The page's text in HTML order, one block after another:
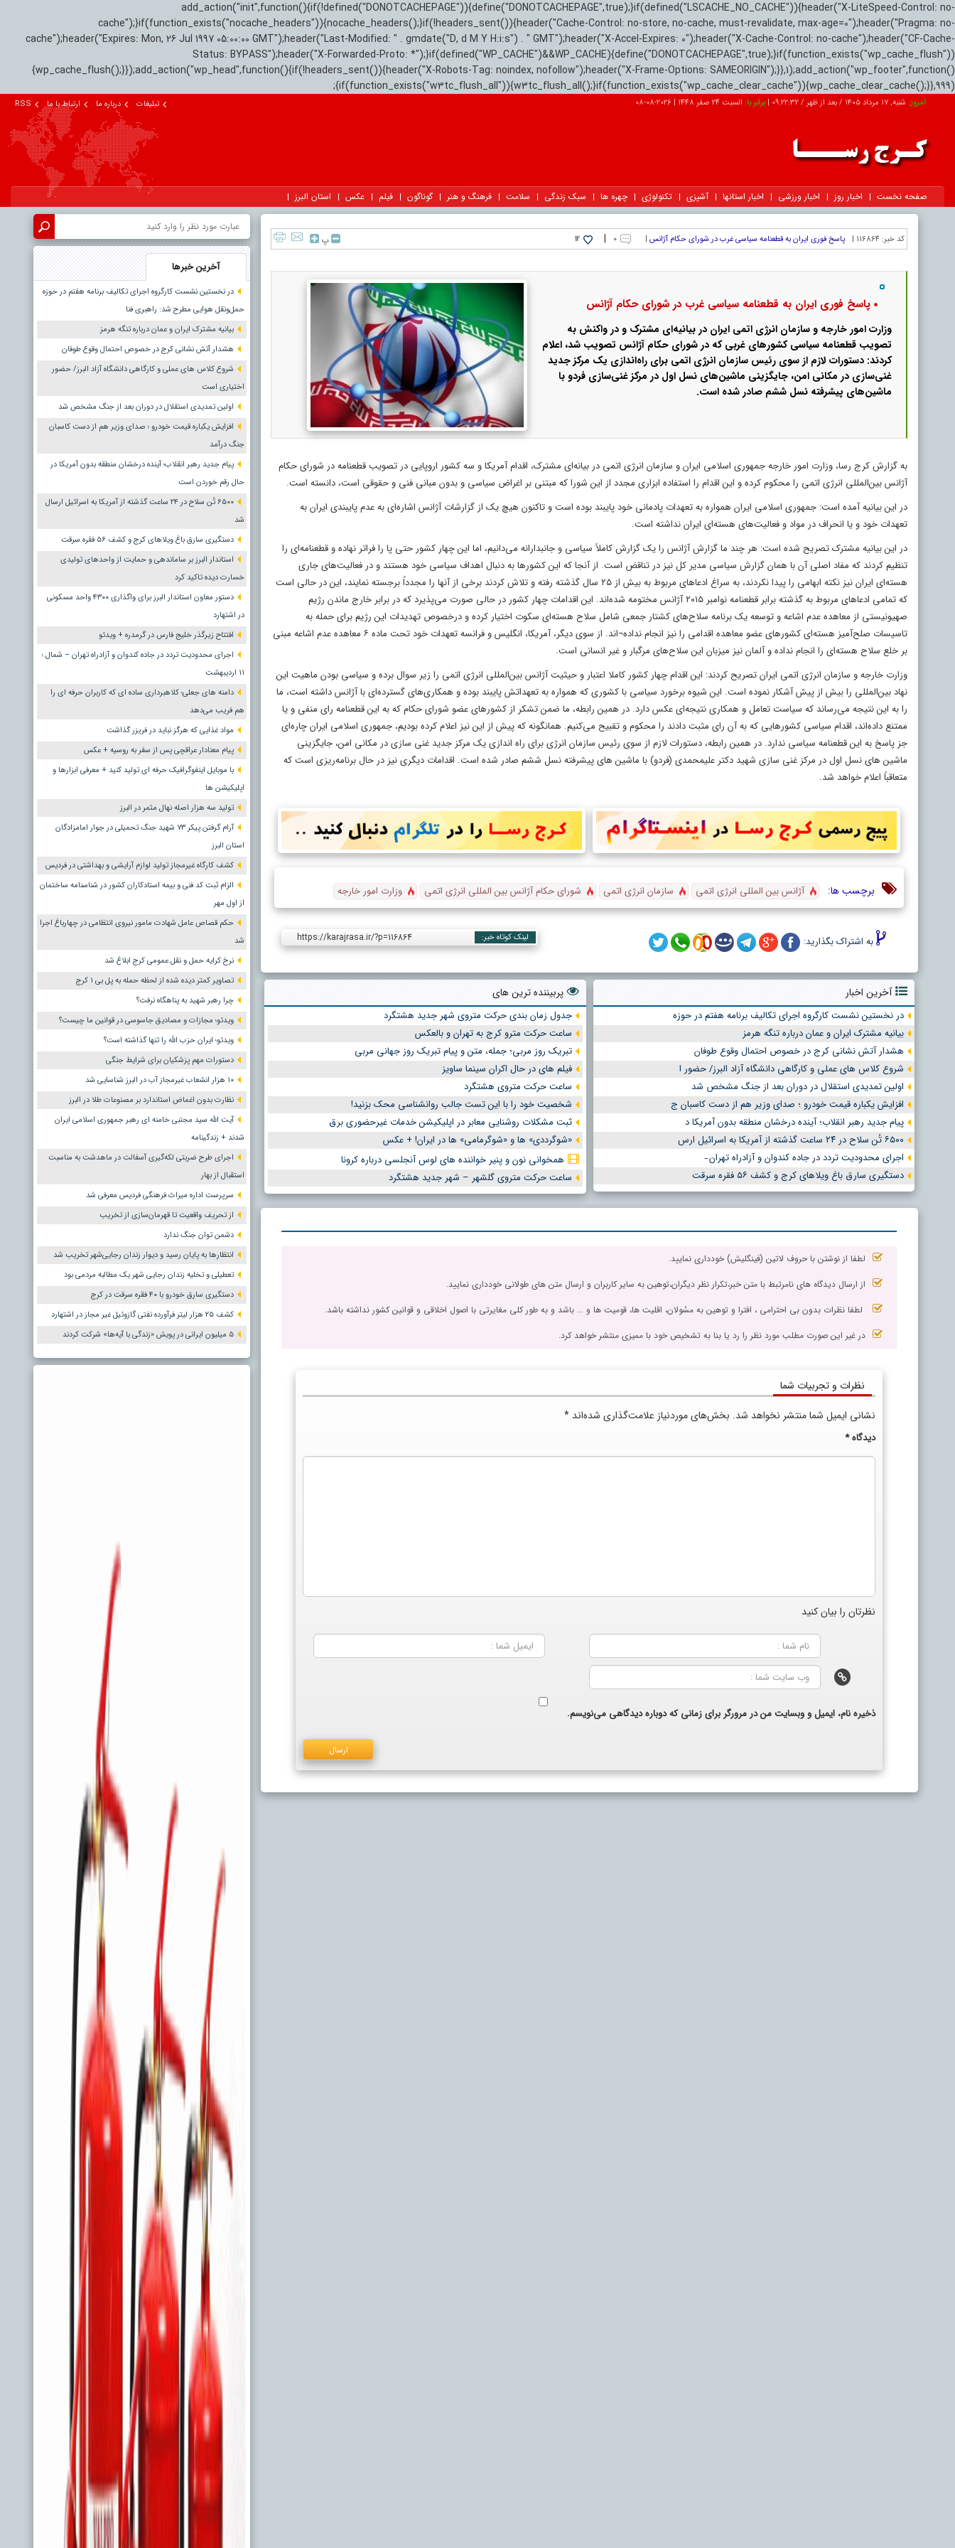
add_action("init",function(){if(!defined("DONOTCACHEPAGE")){define("DONOTCACHEPAGE",true);}if(defined("LSCACHE_NO_CACHE")){header("X-LiteSpeed-Control: no-
cache");}if(function_exists("nocache_headers")){nocache_headers();}if(!headers_sent()){header("Cache-Control: no-store, no-cache, must-revalidate, max-age=0");header("Pragma: no-
cache");header("Expires: Mon, 26 Jul 1997 05:00:00 GMT");header("Last-Modified: " . gmdate("D, d M Y H:i:s") . " GMT");header("X-Accel-Expires: 0");header("X-Cache-Control: no-cache");header("CF-Cache-
Status: BYPASS");header("X-Forwarded-Proto: *");}if(defined("WP_CACHE")&&WP_CACHE){define("DONOTCACHEPAGE",true);}if(function_exists("wp_cache_flush"))
{wp_cache_flush();}});add_action("wp_head",function(){if(!headers_sent()){header("X-Robots-Tag: noindex, nofollow");header("X-Frame-Options: SAMEORIGIN");}},1);add_action("wp_footer",function()
{if(function_exists("w3tc_flush_all")){w3tc_flush_all();}if(function_exists("wp_cache_clear_cache")){wp_cache_clear_cache();}},999);
امروز: شنبه, ۱۷ مرداد ۱۴۰۵ / بعد از ظهر / 09:22:33
|برابر با:السبت 24 صفر 1448 |
2026-08-08 تبلیغات درباره ما ارتباط با ما RSS
صفحه نخست اخبار روز اخبار ورزشی اخبار استانها آشپزی تکنولوژی چهره ها سبک زندگی سلامت فرهنگ و هنر گوناگون فیلم عکس استان البرز
کد خبر: 116864 | پاسخ فوری ایران به قطعنامه سیاسی غرب در شورای حکام آژانس | ۰ |
12 پ
پاسخ فوری ایران به قطعنامه سیاسی غرب در شورای حکام آژانس
وزارت امور خارجه و سازمان انرژی اتمی ایران در بیانیه‌ای مشترک و در واکنش به
تصویب قطعنامه سیاسی کشورهای غربی که در شورای حکام آژانس تصویب شد، اعلام
کردند: دستورات لازم از سوی رئیس سازمان انرژی اتمی برای راه‌اندازی یک مرکز جدید
غنی‌سازی در مکانی امن، جایگزینی ماشین‌های نسل اول در مرکز غنی‌سازی فردو با
ماشین‌های پیشرفته نسل ششم صادر شده است.
به گزارش کرج رسا، وزارت امور خارجه جمهوری اسلامی ایران و سازمان انرژی اتمی در بیانه‌ای مشترک، اقدام آمریکا و سه کشور اروپایی در تصویب قطعنامه در شورای حکام
آژانس بین‌المللی انرژی اتمی را محکوم کرده و این اقدام را استفاده ابزاری مجدد از این شورا که مبتنی بر اغراض سیاسی و بدون مبانی فنی و حقوقی است، دانسته است.
در این بیانیه آمده است: جمهوری اسلامی ایران همواره به تعهدات پادمانی خود پایبند بوده است و تاکنون هیچ یک از گزارشات آژانس اشاره‌ای به عدم پایبندی ایران به
تعهدات خود و یا انحراف در مواد و فعالیت‌های هسته‌ای ایران نداشته است.
در این بیانیه مشترک تصریح شده است: هر چند ما گزارش آژانس را یک گزارش کاملاً سیاسی و جانبدارانه می‌دانیم، اما این چهار کشور حتی پا را فراتر نهاده و قطعنامه‌ای را
تنظیم کردند که مفاد اصلی آن با همان گزارش سیاسی مدیر کل نیز در تناقض است. از آنجا که این کشورها به دنبال اهداف سیاسی خود هستند و در فعالیت‌های جاری
هسته‌ای ایران نیز نکته ابهامی را پیدا نکردند، به سراغ ادعاهای مربوط به بیش از ۲۵ سال گذشته رفته و تلاش کردند برخی از آنها را مجدداً برجسته نمایند، این در حالی است
که تمامی ادعاهای مربوط به گذشته برابر قطعنامه نوامبر ۲۰۱۵ آژانس مختومه شده‌اند. این اقدامات چهار کشور در حالی صورت می‌پذیرد که در برابر خارج ماندن رژیم
صهیونیستی از معاهده عدم اشاعه و توسعه یک برنامه سلاح‌های کشتار جمعی شامل سلاح هسته‌ای سکوت اختیار کرده و درخصوص تهدیدات این رژیم برای حمله به
تاسیسات صلح‌آمیز هسته‌ای کشورهای عضو معاهده اقدامی را نیز انجام نداده¬اند. از سوی دیگر، آمریکا، انگلیس و فرانسه تعهدات خود تحت ماده ۶ معاهده عدم اشاعه مبنی
بر خلع سلاح هسته‌ای را انجام نداده و آلمان نیز میزبان این سلاح‌های مرگبار و غیر انسانی است.
وزارت خارجه و سازمان انرژی اتمی ایران تصریح کردند: این اقدام چهار کشور کاملا اعتبار و حیثیت آژانس بین‌المللی انرژی اتمی را زیر سوال برده و سیاسی بودن ماهیت این
نهاد بین‌المللی را بیش از پیش آشکار نموده است. این شیوه برخورد سیاسی با کشوری که همواره به تعهداتش پایبند بوده و همکاری‌های گسترده‌ای با آژانس داشته است، ما
را به این نتیجه می‌رساند که سیاست تعامل و همکاری نتیجه‌ای عکس دارد. در همین رابطه، ما ضمن تشکر از کشورهای عضو شورای حکام که به این قطعنامه رای منفی و یا
ممتنع داده‌اند، اقدام سیاسی کشورهایی که به آن رای مثبت دادند را محکوم و تقبیح می‌کنیم. همانگونه که پیش از این نیز اعلام کرده بودیم، جمهوری اسلامی ایران چاره‌ای
جز پاسخ به این قطعنامه سیاسی ندارد. در همین رابطه، دستورات لازم از سوی رئیس سازمان انرژی برای راه اندازی یک مرکز جدید غنی سازی در مکانی امن، جایگزینی
ماشین های نسل اول در مرکز غنی سازی شهید دکتر علیمحمدی (فردو) با ماشین های پیشرفته نسل ششم صادر شده است. اقدامات دیگری نیز در حال برنامه‌ریزی است که
متعاقباً اعلام خواهد شد.
برچسب ها: آژانس بین المللی انرژی اتمی سازمان انرژی اتمی شورای حکام آژانس بین المللی انرژی اتمی وزارت امور خارجه
به اشتراک بگذارید: لینک کوتاه خبر: https://karajrasa.ir/?p=116864
آخرین اخبار
در نخستین نشست کارگروه اجرای تکالیف برنامه هفتم در حوزه
بیانیه مشترک ایران و عمان درباره تنگه هرمز
هشدار آتش نشانی کرج در خصوص احتمال وقوع طوفان
شروع کلاس های عملی و کارگاهی دانشگاه آزاد البرز/ حضور ا
اولین تمدیدی استقلال در دوران بعد از جنگ مشخص شد
افزایش یکباره قیمت خودرو ؛ صدای وزیر هم از دست کاسبان ج
پیام جدید رهبر انقلاب؛ آینده درخشان منطقه بدون آمریکا د
۶۵۰۰ تُن سلاح در ۲۴ ساعت گذشته از آمریکا به اسرائیل ارس
اجرای محدودیت تردد در جاده کندوان و آزادراه تهران ̵
دستگیری سارق باغ ویلاهای کرج و کشف ۵۶ فقره سرقت
پربیننده ترین های
جدول زمان بندی حرکت متروی شهر جدید هشتگرد
ساعت حرکت مترو کرج به تهران و بالعکس
تبریک روز مربی؛ جمله، متن و پیام تبریک روز جهانی مربی
فیلم های در حال اکران سینما ساویز
ساعت حرکت متروی هشتگرد
شخصیت خود را با این تست جالب روانشناسی محک بزنید!
ثبت مشکلات روشنایی معابر در اپلیکیشن خدمات غیرحضوری برق
«شوگرددی» ها و «شوگرمامی» ها در ایران! + عکس
همخوانی نون و پنیر خواننده های لوس آنجلسی درباره کرونا
ساعت حرکت متروی گلشهر – شهر جدید هشتگرد
لطفا از نوشتن با حروف لاتین (فینگلیش) خودداری نمایید.
از ارسال دیدگاه های نامرتبط با متن خبر،تکرار نظر دیگران،توهین به سایر کاربران و ارسال متن های طولانی خودداری نمایید.
لطفا نظرات بدون بی احترامی ، افترا و توهین به مسٔولان، اقلیت ها، قومیت ها و ... باشد و به طور کلی مغایرتی با اصول اخلاقی و قوانین کشور نداشته باشد.
در غیر این صورت مطلب مورد نظر را رد یا بنا به تشخیص خود با ممیزی منتشر خواهد کرد.
نظرات و تجربیات شما
نشانی ایمیل شما منتشر نخواهد شد. بخش‌های موردنیاز علامت‌گذاری شده‌اند *
دیدگاه*
نظرتان را بیان کنید
ذخیره نام، ایمیل و وبسایت من در مرورگر برای زمانی که دوباره دیدگاهی می‌نویسم.
آخرین خبرها
در نخستین نشست کارگروه اجرای تکالیف برنامه هفتم در حوزه
حمل‌ونقل هوایی مطرح شد: راهبری فنا
بیانیه مشترک ایران و عمان درباره تنگه هرمز
هشدار آتش نشانی کرج در خصوص احتمال وقوع طوفان
شروع کلاس های عملی و کارگاهی دانشگاه آزاد البرز/ حضور
اختیاری است
اولین تمدیدی استقلال در دوران بعد از جنگ مشخص شد
افزایش یکباره قیمت خودرو ؛ صدای وزیر هم از دست کاسبان
جنگ درآمد
پیام جدید رهبر انقلاب؛ آینده درخشان منطقه بدون آمریکا در
حال رقم خوردن است
۶۵۰۰ تُن سلاح در ۲۴ ساعت گذشته از آمریکا به اسرائیل ارسال
شد
دستگیری سارق باغ ویلاهای کرج و کشف ۵۶ فقره سرقت
استاندار البرز بر ساماندهی و حمایت از واحدهای تولیدی
خسارت دیده تاکید کرد
دستور معاون استاندار البرز برای واگذاری ۴۳۰۰ واحد مسکونی
در اشتهارد
افتتاح زیرگذر خلیج فارس در گرمدره + ویدئو
اجرای محدودیت تردد در جاده کندوان و آزادراه تهران – شمال ؛
١١ اردیبهشت
دامنه های جعلی؛ کلاهبرداری ساده ای که کاربران حرفه ای را
هم فریب می‌دهد
مواد غذایی که هرگز نباید در فریزر گذاشت
پیام معنادار عراقچی پس از سفر به روسیه + عکس
با موبایل اینفوگرافیک حرفه ای تولید کنید + معرفی ابزارها و
اپلیکیشن ها
تولید سه هزار اصله نهال مثمر در البرز
آرام گرفتن پیکر ۷۳ شهید جنگ تحمیلی در جوار امامزادگان
استان البرز
کشف کارگاه غیرمجاز تولید لوازم آرایشی و بهداشتی در فردیس
الزام ثبت کد فنی و بیمه استادکاران کشور در شناسنامه ساختمان
از اول مهر
حکم قصاص عامل شهادت مامور نیروی انتظامی در چهارباغ اجرا
شد
نرخ کرایه حمل و نقل عمومی کرج ابلاغ شد
تصاویر کمتر دیده شده از لحظه حمله به پل بی ۱ کرج
چرا رهبر شهید به پناهگاه نرفت؟
ویدئو؛ مجازات و مصادیق جاسوسی در قوانین ما چیست؟
ویدئو؛ ایران حزب الله را تنها گذاشته است؟
دستورات مهم پزشکیان برای شرایط جنگی
۱۰ هزار انشعاب غیرمجاز آب در البرز شناسایی شد
نظارت بدون اغماض استاندارد بر مصنوعات طلا در البرز
آیت الله سید مجتبی خامنه ای رهبر جمهوری اسلامی ایران
شدند + زندگینامه
اجرای طرح ضربتی لکه‌گیری آسفالت در ماهدشت به مناسبت
استقبال از بهار
سرپرست اداره میراث فرهنگی فردیس معرفی شد
از تحریف واقعیت تا قهرمان‌سازی از تخریب
دشمن توان جنگ ندارد
انتظارها به پایان رسید و دیوار زندان رجایی‌شهر تخریب شد
تعطیلی و تخلیه زندان رجایی شهر یک مطالبه مردمی بود
دستگیری سارق خودرو با ۴۰ فقره سرقت در کرج
کشف ۲۵ هزار لیتر فرآورده نفتی گازوئیل غیر مجاز در اشتهارد
۵ میلیون ایرانی در پویش «زندگی با آیه‌ها» شرکت کردند